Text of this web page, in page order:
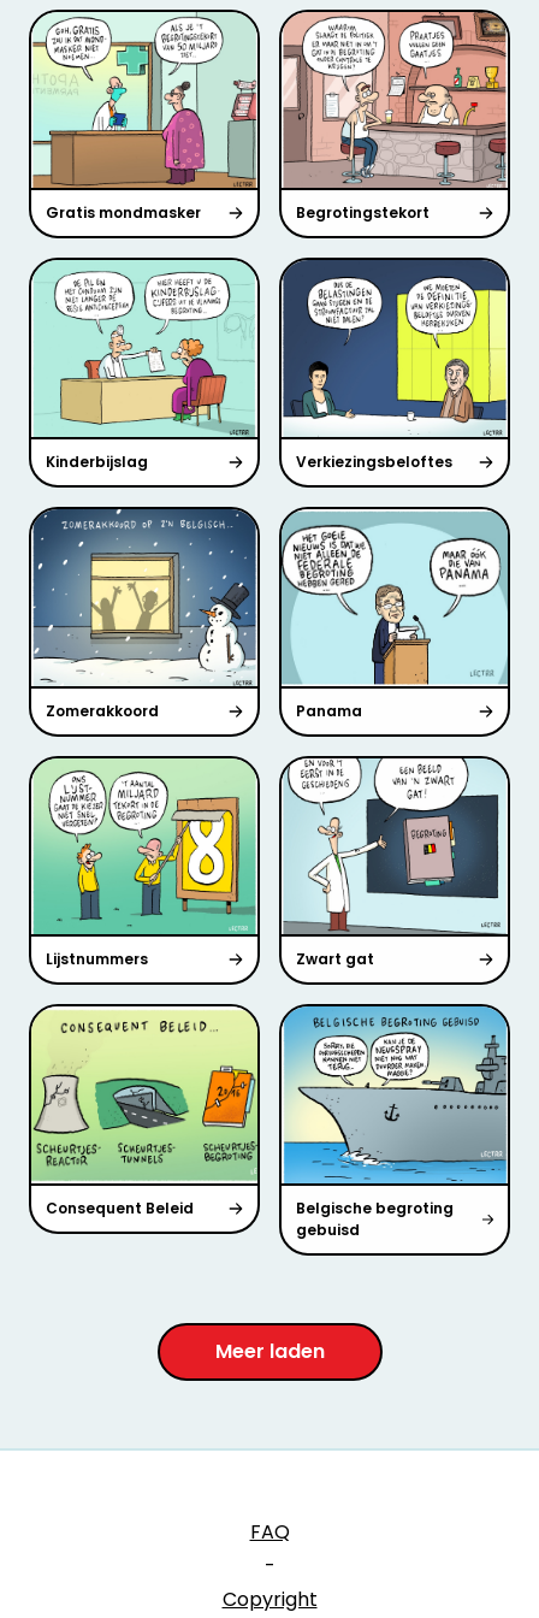
Gratis mondmasker Begrotingstekort
Kinderbijslag Verkiezingsbeloftes
Zomerakkoord Panama
Lijstnummers Zwart gat
Consequent Beleid
Belgische begroting
gebuisd
Meer laden
FAQ
-
Copyright